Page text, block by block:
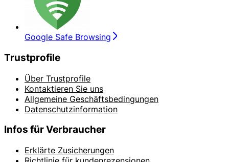
Google Safe Browsing
Trustprofile
Über Trustprofile
Kontaktieren Sie uns
Allgemeine Geschäftsbedingungen
Datenschutzinformation
Infos für Verbraucher
Erklärte Zusicherungen